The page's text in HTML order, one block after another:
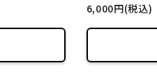
6,000円(税込)